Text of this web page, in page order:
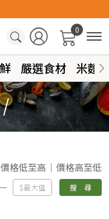
0
嚴選食材 米麵
價格低至高
價格高至低
搜 尋